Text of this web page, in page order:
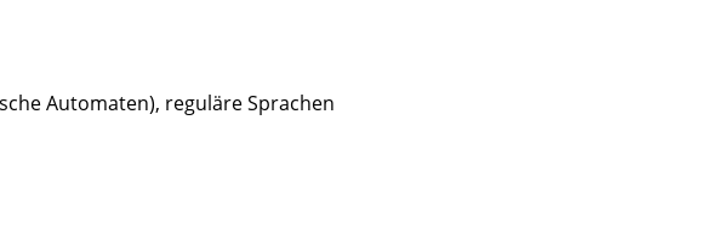
Automaten), reguläre Sprachen